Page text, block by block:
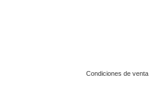
Condiciones de venta